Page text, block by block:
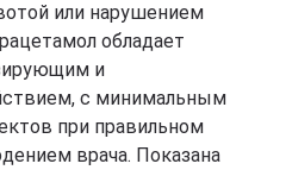
или нарушением
обладает
и
с минимальным
при правильном
врача. Показана